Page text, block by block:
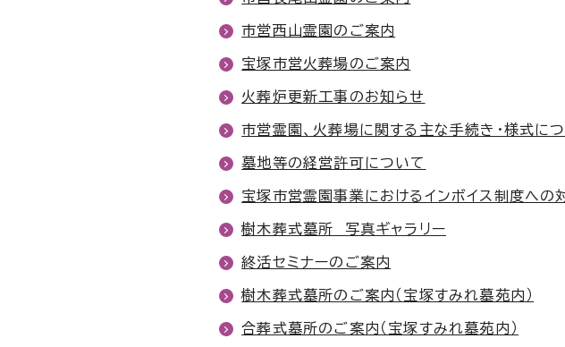
市営西山霊園のご案内
宝塚市営火葬場のご案内
火葬炉更新工事のお知らせ
市営霊園、火葬場に関する主な手続き・様式に
墓地等の経営許可について
宝塚市営霊園事業におけるインボイス制度への
樹木葬式墓所 写真ギャラリー
終活セミナーのご案内
樹木葬式墓所のご案内（宝塚すみれ墓苑内）
合葬式墓所のご案内（宝塚すみれ墓苑内）